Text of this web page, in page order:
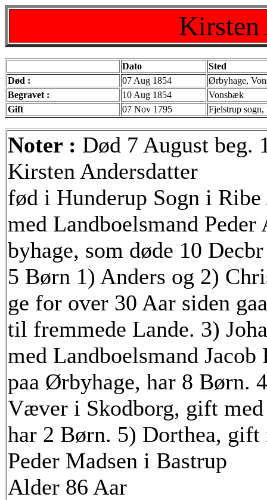
Kirsten
Dato
Sted
Død :
07 Aug 1854
Ørbyhage,
Begravet :
10 Aug 1854
Vonsbæk
Gift
07 Nov 1795 Fjelstrup sogn,
Noter : Død 7 August beg.
Kirsten Andersdatter
fød i Hunderup Sogn i
med Landboelsmand
byhage, som døde 10
5 Børn 1) Anders og 2)
ge for over 30 Aar siden
til fremmede Lande. 3)
med Landboelsmand Jacob
paa Ørbyhage, har 8 Børn.
Væver i Skodborg, gift med
har 2 Børn. 5) Dorthea, gift
Peder Madsen i Bastrup
Alder 86 Aar